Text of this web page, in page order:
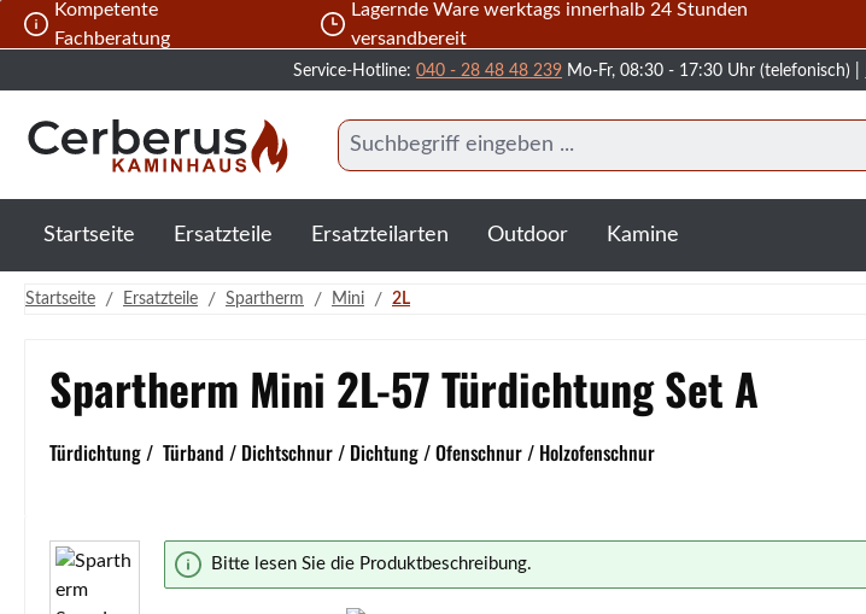
Hauptinhalt springen
Zur Suche springen
Zur Hauptnavigation springen
Kompetente
Fachberatung
Lagernde Ware werktags innerhalb 24 Stunden
versandbereit
Service-Hotline: 040 - 28 48 48 239 Mo-Fr, 08:30 - 17:30 Uhr (telefonisch) |
Startseite Ersatzteile Ersatzteilarten Outdoor Kamine
Startseite / Ersatzteile / Spartherm / Mini / 2L
Spartherm Mini 2L-57 Türdichtung Set A
Türdichtung / Türband / Dichtschnur / Dichtung / Ofenschnur / Holzofenschnur
Bildergalerie überspringen
Bitte lesen Sie die Produktbeschreibung.